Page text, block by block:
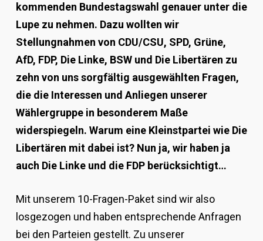
kommenden Bundestagswahl genauer unter die
Lupe zu nehmen. Dazu wollten wir
Stellungnahmen von CDU/CSU, SPD, Grüne,
AfD, FDP, Die Linke, BSW und Die Libertären zu
zehn von uns sorgfältig ausgewählten Fragen,
die die Interessen und Anliegen unserer
Wählergruppe in besonderem Maße
widerspiegeln. Warum eine Kleinstpartei wie Die
Libertären mit dabei ist? Nun ja, wir haben ja
auch Die Linke und die FDP berücksichtigt…
Mit unserem 10-Fragen-Paket sind wir also
losgezogen und haben entsprechende Anfragen
bei den Parteien gestellt. Zu unserer